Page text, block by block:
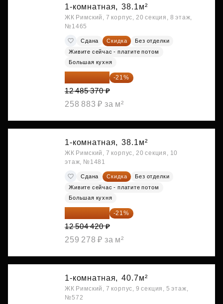
1-комнатная, 38.1м²
ЖК Римский, 7 корпус, 20 секция, 8 этаж,
№1465
Сдана Скидка
Без отделки
Живите сейчас - платите потом
Большая кухня
-21%
12 485 370 ₽
258 883 ₽ за м²
1-комнатная, 38.1м²
ЖК Римский, 7 корпус, 20 секция, 10
этаж, №1481
Сдана Скидка
Без отделки
Живите сейчас - платите потом
Большая кухня
-21%
12 504 420 ₽
259 278 ₽ за м²
1-комнатная, 40.7м²
ЖК Римский, 7 корпус, 9 секция, 5 этаж,
№572